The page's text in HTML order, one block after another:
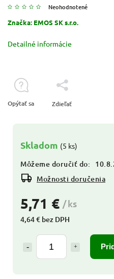
Neohodnotené
Značka: EMOS SK s.r.o.
5,71 € / ks
4,64 € bez DPH
Skladom (5 ks)
Môžeme doručiť do:
Možnosti doručenia
Detailné informácie
Opýtať sa Zdieľať